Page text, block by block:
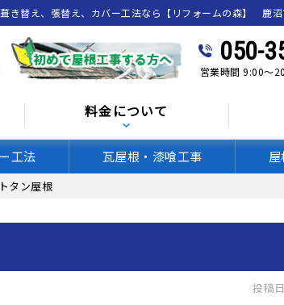
き替え、張替え、カバー工法なら【リフォームの森】 鹿
050-
営業時間 9:00～
料金について
工法 瓦屋根・漆喰工事
トタン屋根
投稿